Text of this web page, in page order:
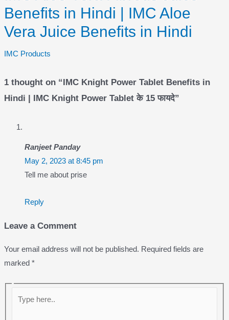
Benefits in Hindi | IMC Aloe
Vera Juice Benefits in Hindi
IMC Products
1 thought on “IMC Knight Power Tablet Benefits in
Hindi | IMC Knight Power Tablet के 15 फायदे”
Ranjeet Panday
May 2, 2023 at 8:45 pm
Tell me about prise
Reply
Leave a Comment
Your email address will not be published. Required fields are
marked *